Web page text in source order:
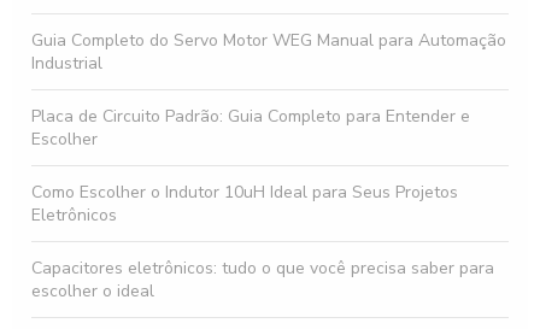
Guia Completo do Servo Motor WEG Manual para Automação
Industrial
Placa de Circuito Padrão: Guia Completo para Entender e
Escolher
Como Escolher o Indutor 10uH Ideal para Seus Projetos
Eletrônicos
Capacitores eletrônicos: tudo o que você precisa saber para
escolher o ideal